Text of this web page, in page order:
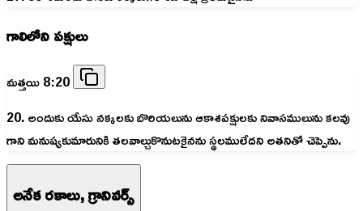
గాలిలోని పక్షులు
మత్తయి 8:20
20. అందుకు యేసు నక్కలకు బొరియలును ఆకాశపక్షులకు నివాసములును కలవు
గాని మనుష్యకుమారునికి తలవాల్చుకొనుటకైనను స్థలములేదని అతనితో చెప్పెను.
అనేక రకాలు, గ్రానివర్స్